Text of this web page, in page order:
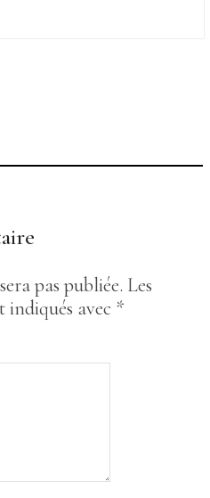
pas publiée. Les
indiqués avec *